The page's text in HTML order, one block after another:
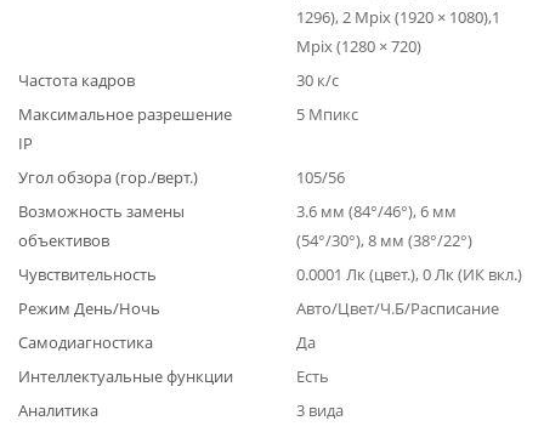
1296), 2 Mpix (1920 × 1080),1
Mpix (1280 × 720)
Частота кадров
30 к/с
Максимальное разрешение
IP
5 Мпикс
Угол обзора (гор./верт.)
105/56
Возможность замены
объективов
3.6 мм (84°/46°), 6 мм
(54°/30°), 8 мм (38°/22°)
Чувствительность
0.0001 Лк (цвет.), 0 Лк (ИК вкл.)
Режим День/Ночь
Авто/Цвет/Ч.Б/Расписание
Самодиагностика
Да
Интеллектуальные функции
Есть
Аналитика
3 вида